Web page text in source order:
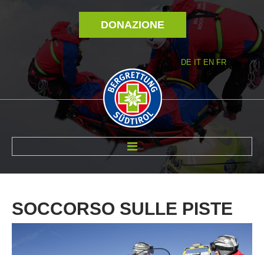
DONAZIONE
DE IT EN FR
SOCCORSO SULLE PISTE